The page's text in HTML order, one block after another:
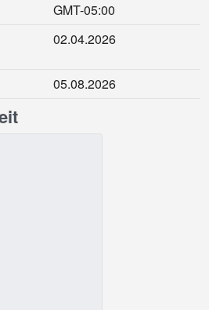
GMT-05:00
02.04.2026
05.08.2026